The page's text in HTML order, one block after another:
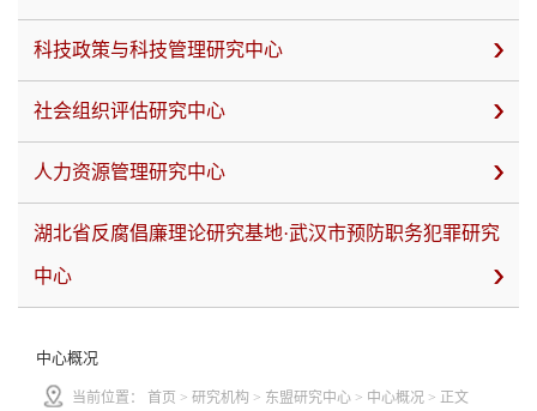
科技政策与科技管理研究中心
社会组织评估研究中心
人力资源管理研究中心
湖北省反腐倡廉理论研究基地·武汉市预防职务犯罪研究
中心
中心概况
当前位置： 首页 > 研究机构 > 东盟研究中心 > 中心概况 > 正文